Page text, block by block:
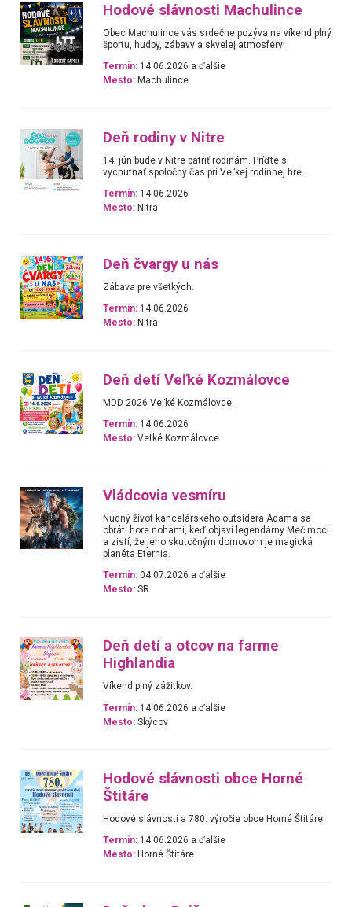
Hodové slávnosti Machulince
Obec Machulince vás srdečne pozýva na víkend plný
športu, hudby, zábavy a skvelej atmosféry!
Termín: 14.06.2026 a ďalšie
Mesto: Machulince
Deň rodiny v Nitre
14. jún bude v Nitre patriť rodinám. Príďte si
vychutnať spoločný čas pri Veľkej rodinnej hre.
Termín: 14.06.2026
Mesto: Nitra
Deň čvargy u nás
Zábava pre všetkých.
Termín: 14.06.2026
Mesto: Nitra
Deň detí Veľké Kozmálovce
MDD 2026 Veľké Kozmálovce.
Termín: 14.06.2026
Mesto: Veľké Kozmálovce
Vládcovia vesmíru
Nudný život kancelárskeho outsidera Adama sa
obráti hore nohami, keď objaví legendárny Meč moci
a zistí, že jeho skutočným domovom je magická
planéta Eternia.
Termín: 04.07.2026 a ďalšie
Mesto: SR
Deň detí a otcov na farme
Highlandia
Víkend plný zážitkov.
Termín: 14.06.2026 a ďalšie
Mesto: Skýcov
Hodové slávnosti obce Horné
Štitáre
Hodové slávnosti a 780. výročie obce Horné Štitáre
Termín: 14.06.2026 a ďalšie
Mesto: Horné Štitáre